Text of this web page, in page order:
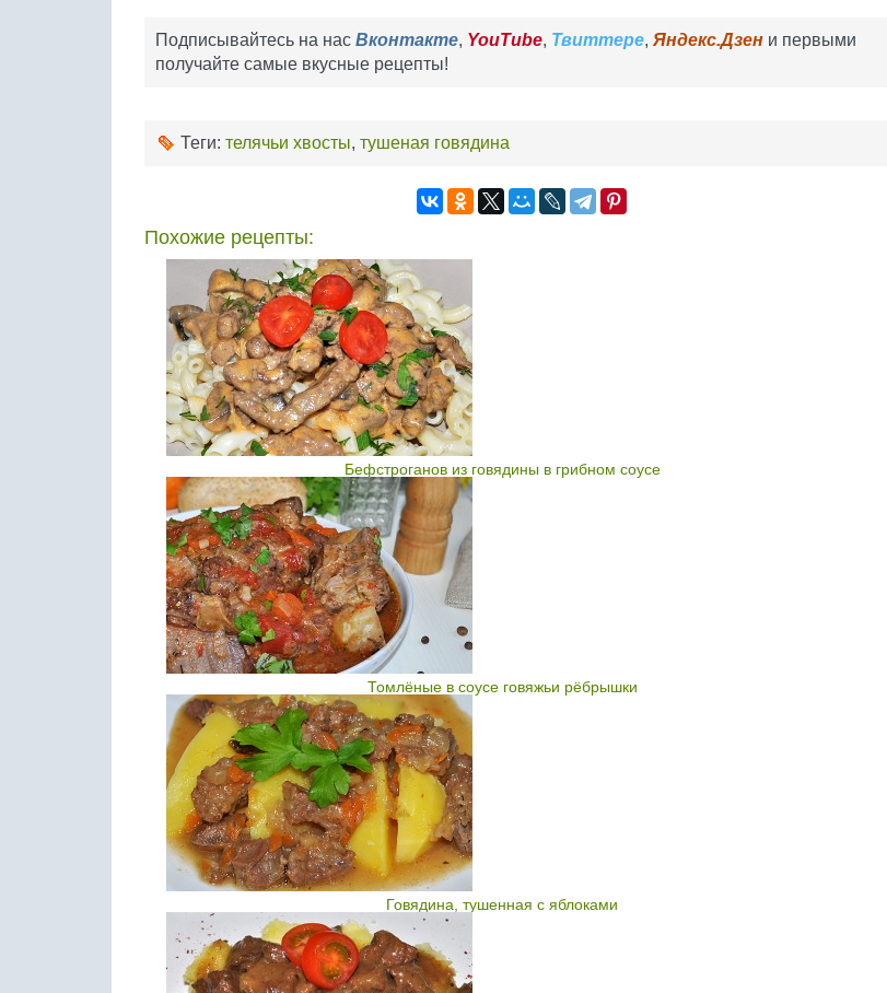
Подписывайтесь на нас Вконтакте, YouTube, Твиттере, Яндекс.Дзен и первыми
получайте самые вкусные рецепты!
Теги: телячьи хвосты, тушеная говядина
Похожие рецепты:
Бефстроганов из говядины в грибном соусе
Томлёные в соусе говяжьи рёбрышки
Говядина, тушенная с яблоками